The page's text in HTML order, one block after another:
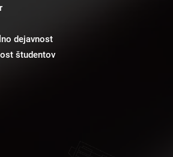
dejavnost
študentov